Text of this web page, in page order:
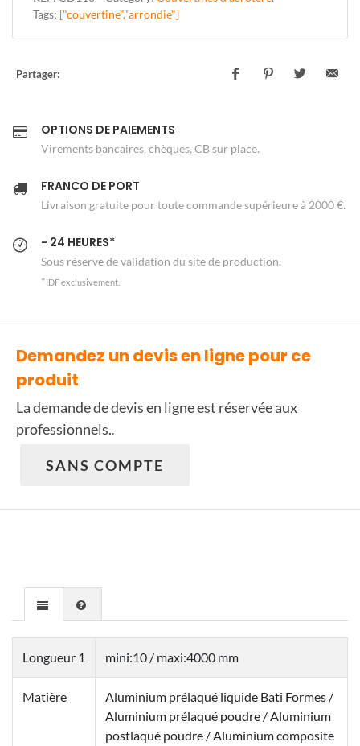
Tags: ["couvertine","arrondie"]
Partager:
OPTIONS DE PAIEMENTS
Virements bancaires, chèques, CB sur place.
FRANCO DE PORT
Livraison gratuite pour toute commande supérieure à 2000 €.
- 24 HEURES*
Sous réserve de validation du site de production.
*IDF exclusivement.
Demandez un devis en ligne pour ce
produit
La demande de devis en ligne est réservée aux
professionnels..
SANS COMPTE
Longueur 1 mini:10 / maxi:4000 mm
Matière
Aluminium prélaqué liquide Bati Formes /
Aluminium prélaqué poudre / Aluminium
postlaqué poudre / Aluminium composite